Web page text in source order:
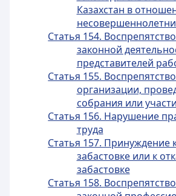
Казахстан в
Статья 154.
законной
представителей
Статья 155.
организации,
собрания или
Статья 156. Нарушение
труда
Статья 157. Принуждение
забастовке или к
забастовке
Статья 158.